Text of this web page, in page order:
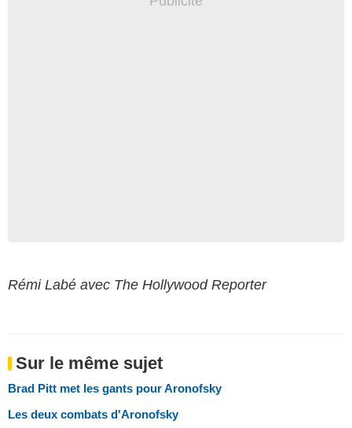
Rémi Labé avec The Hollywood Reporter
Sur le même sujet
Brad Pitt met les gants pour Aronofsky
Les deux combats d'Aronofsky